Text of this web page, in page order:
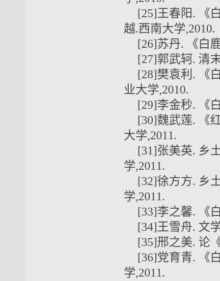
[25]王春阳. 《
越.西南大学,2010.
[26]苏丹. 《白
[27]郭武轲. 清
[28]樊袁利. 《
业大学,2010.
[29]李金秒. 《
[30]魏武莲. 《
大学,2011.
[31]张美英. 乡
学,2011.
[32]徐方方. 乡
学,2011.
[33]李之馨. 《
[34]王雪舟. 文
[35]邢之美. 论
[36]党育青. 《
学,2011.